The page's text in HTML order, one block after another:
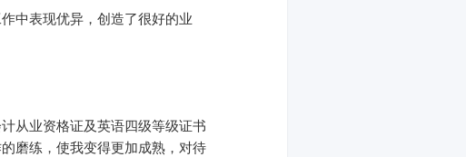
中表现优异，创造了很好的业
从业资格证及英语四级等级证书
磨练，使我变得更加成熟，对待